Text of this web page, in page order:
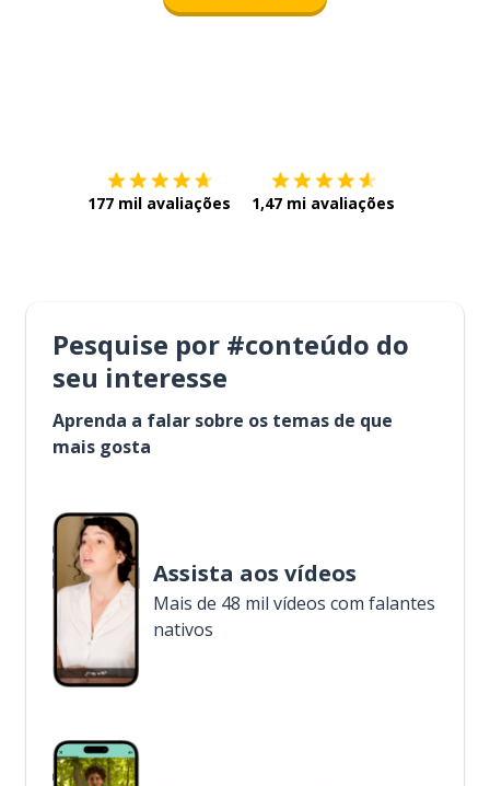
177 mil avaliações 1,47 mi avaliações
Pesquise por #conteúdo do
seu interesse
Aprenda a falar sobre os temas de que
mais gosta
Assista aos vídeos
Mais de 48 mil vídeos com falantes
nativos